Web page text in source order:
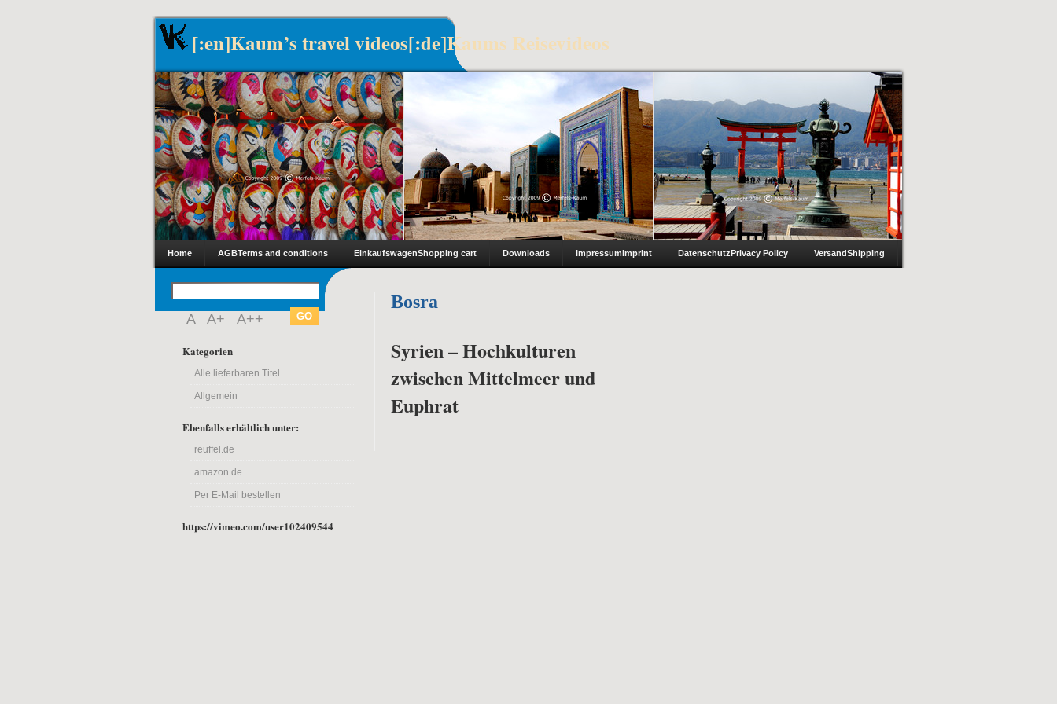
[:en]Kaum’s travel videos[:de]Kaums Reisevideos
Home AGBTerms and conditions EinkaufswagenShopping cart Downloads ImpressumImprint DatenschutzPrivacy Policy VersandShipping
A A+ A++
Kategorien
Alle lieferbaren Titel
Allgemein
Ebenfalls erhältlich unter:
reuffel.de
amazon.de
Per E-Mail bestellen
https://vimeo.com/user102409544
Bosra
Syrien – Hochkulturen
zwischen Mittelmeer und
Euphrat